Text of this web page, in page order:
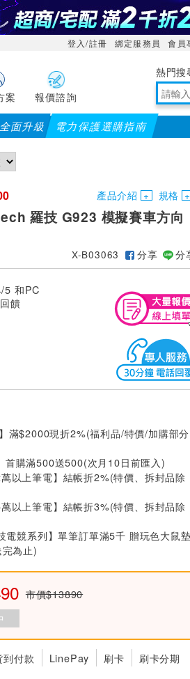
登入/註冊 綁定服務員 會員
案 報價諮詢
境量測
面升級 電力保護選購指南
通】全館滿千折百(部分品項不適用
產品介紹 規格
羅技 G923 模擬賽車方向
X-B03063 分享 分
5 和PC
饋
滿$2000現折2%(福利品/特價/加購部分
首購滿500送500(次月10日前匯入)
以上筆電】結帳折2%(特價、拆封品除
以上筆電】結帳折3%(特價、拆封品除
電競系列】單筆訂單滿5千 贈玩色大鼠墊
為止)
市價$13890
到付款 LinePay 刷卡 刷卡分期